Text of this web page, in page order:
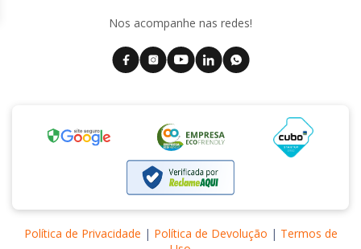
Nos acompanhe nas redes!
Política de Privacidade | Política de Devolução | Termos de